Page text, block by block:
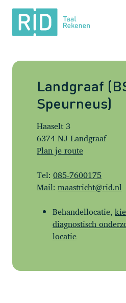
RID
Taal
Rekenen
Landgraaf
Speurneus)
Haaselt 3
6374 NJ Landgraaf
Plan je route
Tel: 085-7600175
Mail: maastricht@rid.nl
Behandellocatie,
diagnostisch
locatie